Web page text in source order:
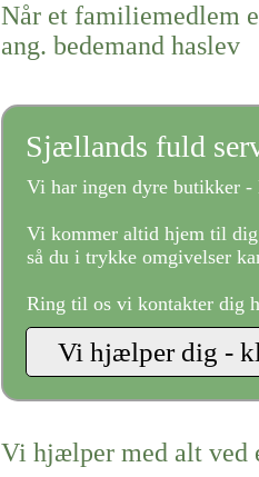
Når et familiemedlem
ang. bedemand haslev
Sjællands fuld
Vi har ingen dyre butikker
Vi kommer altid hjem til dig
så du i trykke omgivelser
Ring til os vi kontakter dig
Vi hjælper med alt ved